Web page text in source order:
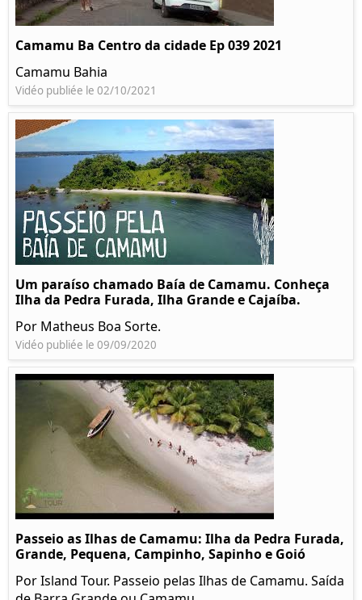
Camamu Ba Centro da cidade Ep 039 2021
Camamu Bahia
Vidéo publiée le 02/10/2021
Um paraíso chamado Baía de Camamu. Conheça
Ilha da Pedra Furada, Ilha Grande e Cajaíba.
Por Matheus Boa Sorte.
Vidéo publiée le 09/09/2020
Passeio as Ilhas de Camamu: Ilha da Pedra Furada,
Grande, Pequena, Campinho, Sapinho e Goió
Por Island Tour. Passeio pelas Ilhas de Camamu. Saída